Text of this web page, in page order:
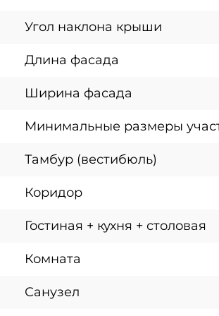
Угол наклона крыши
Длина фасада
Ширина фасада
Минимальные размеры
Тамбур (вестибюль)
Коридор
Гостиная + кухня + столовая
Комната
Санузел